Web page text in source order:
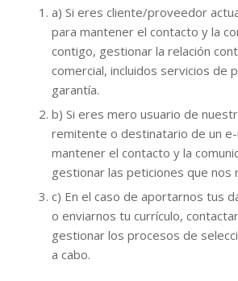
a) Si eres cliente/proveedor
para mantener el contacto y la
contigo, gestionar la relación
comercial, incluidos servicios de
garantía.
b) Si eres mero usuario de
remitente o destinatario de un e-
mantener el contacto y la
gestionar las peticiones que nos
c) En el caso de aportarnos tus
o enviarnos tu currículo,
gestionar los procesos de
a cabo.